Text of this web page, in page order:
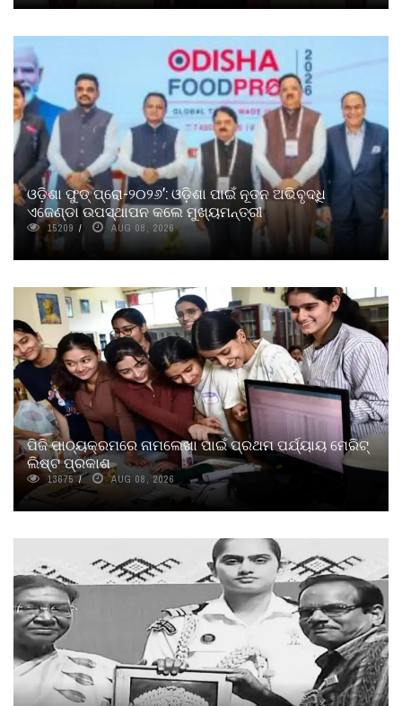
ଓଡ଼ିଶା ଫୁଡ୍ ପ୍ରୋ-୨୦୨୬’: ଓଡ଼ିଶା ପାଇଁ ନୂତନ ଅଭିବୃଦ୍ଧି
ଏଜେଣ୍ଡା ଉପସ୍ଥାପନ କଲେ ମୁଖ୍ୟମନ୍ତ୍ରୀ
15209 AUG 08, 2026
ପିଜି ପାଠ୍ୟକ୍ରମରେ ନାମଲେଖା ପାଇଁ ପ୍ରଥମ ପର୍ଯ୍ୟାୟ ମେରିଟ୍‌
ଲିଷ୍ଟ ପ୍ରକାଶ
13675 AUG 08, 2026